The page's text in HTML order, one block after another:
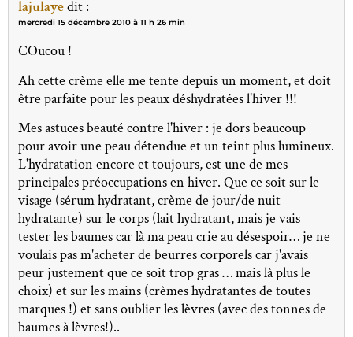
lajulayedit :
mercredi 15 décembre 2010 à 11 h 26 min
COucou !
Ah cette crème elle me tente depuis un moment, et doit
être parfaite pour les peaux déshydratées l'hiver !!!
Mes astuces beauté contre l'hiver : je dors beaucoup
pour avoir une peau détendue et un teint plus lumineux.
L'hydratation encore et toujours, est une de mes
principales préoccupations en hiver. Que ce soit sur le
visage (sérum hydratant, crème de jour/de nuit
hydratante) sur le corps (lait hydratant, mais je vais
tester les baumes car là ma peau crie au désespoir… je ne
voulais pas m'acheter de beurres corporels car j'avais
peur justement que ce soit trop gras … mais là plus le
choix) et sur les mains (crèmes hydratantes de toutes
marques !) et sans oublier les lèvres (avec des tonnes de
baumes à lèvres!)..